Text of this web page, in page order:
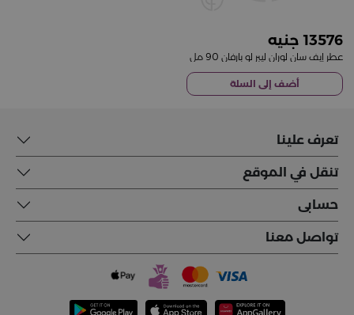
13576
عطر إيف سان لوران ليبر لو بارفان 90 مل
أضف إلى السلة
تعرف علينا
تنقل في الموقع
حسابى
تواصل معنا